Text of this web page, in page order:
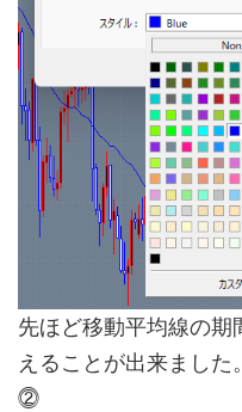
先ほど移動平均線の
えることが出来ました。
⓶